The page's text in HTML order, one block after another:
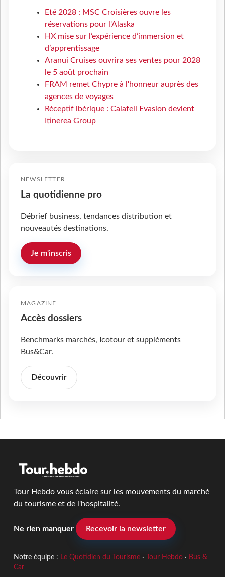
Eté 2028 : MSC Croisières ouvre les
réservations pour l'Alaska
HX mise sur l’expérience d’immersion et
d’apprentissage
Aranui Cruises ouvrira ses ventes pour 2028
le 5 août prochain
FRAM remet Chypre à l'honneur auprès des
agences de voyages
Réceptif ibérique : Calafell Evasion devient
Itinerea Group
NEWSLETTER
La quotidienne pro
Débrief business, tendances distribution et
nouveautés destinations.
Je m'inscris
MAGAZINE
Accès dossiers
Benchmarks marchés, Icotour et suppléments
Bus&Car.
Découvrir
Tour Hebdo vous éclaire sur les mouvements du marché
du tourisme et de l'hospitalité.
Ne rien manquer Recevoir la newsletter
Notre équipe : Le Quotidien du Tourisme· Tour Hebdo· Bus &
Car